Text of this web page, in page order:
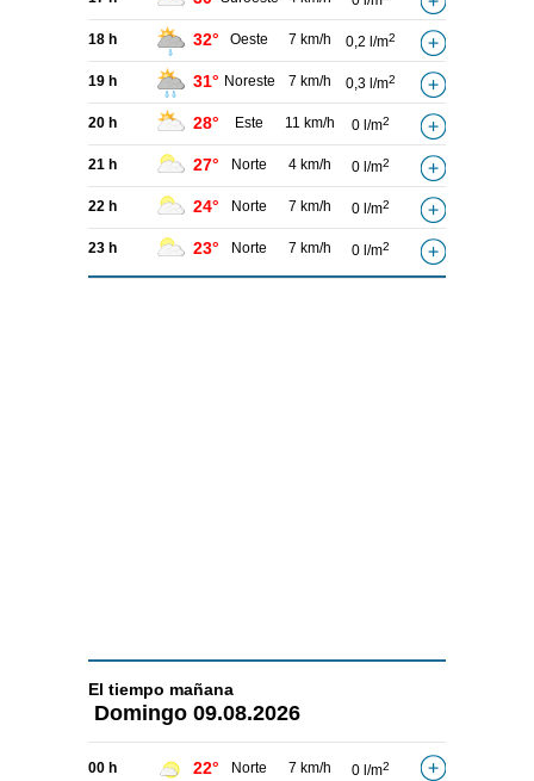
18 h 32° Oeste 7 km/h 0,2 l/m2
19 h 31° Noreste 7 km/h 0,3 l/m2
20 h 28° Este 11 km/h 0 l/m2
21 h 27° Norte 4 km/h 0 l/m2
22 h 24° Norte 7 km/h 0 l/m2
23 h 23° Norte 7 km/h 0 l/m2
El tiempo mañana
Domingo 09.08.2026
00 h 22° Norte 7 km/h 0 l/m2